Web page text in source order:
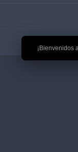
🎉